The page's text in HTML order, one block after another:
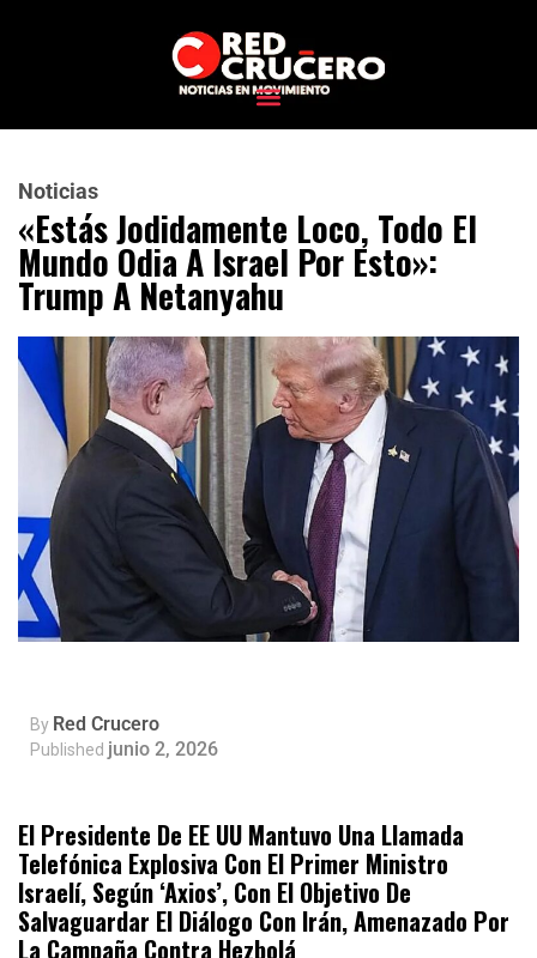
Noticias
«Estás Jodidamente Loco, Todo El
Mundo Odia A Israel Por Esto»:
Trump A Netanyahu
By Red Crucero
Published junio 2, 2026
El Presidente De EE UU Mantuvo Una Llamada
Telefónica Explosiva Con El Primer Ministro
Israelí, Según ‘Axios’, Con El Objetivo De
Salvaguardar El Diálogo Con Irán, Amenazado Por
La Campaña Contra Hezbolá